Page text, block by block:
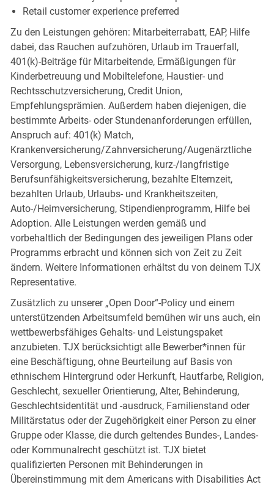
Retail customer experience preferred
Zu den Leistungen gehören: Mitarbeiterrabatt, EAP, Hilfe
dabei, das Rauchen aufzuhören, Urlaub im Trauerfall,
401(k)-Beiträge für Mitarbeitende, Ermäßigungen für
Kinderbetreuung und Mobiltelefone, Haustier- und
Rechtsschutzversicherung, Credit Union,
Empfehlungsprämien. Außerdem haben diejenigen, die
bestimmte Arbeits- oder Stundenanforderungen erfüllen,
Anspruch auf: 401(k) Match,
Krankenversicherung/Zahnversicherung/Augenärztliche
Versorgung, Lebensversicherung, kurz-/langfristige
Berufsunfähigkeitsversicherung, bezahlte Elternzeit,
bezahlten Urlaub, Urlaubs- und Krankheitszeiten,
Auto-/Heimversicherung, Stipendienprogramm, Hilfe bei
Adoption. Alle Leistungen werden gemäß und
vorbehaltlich der Bedingungen des jeweiligen Plans oder
Programms erbracht und können sich von Zeit zu Zeit
ändern. Weitere Informationen erhältst du von deinem TJX
Representative.
Zusätzlich zu unserer „Open Door“-Policy und einem
unterstützenden Arbeitsumfeld bemühen wir uns auch, ein
wettbewerbsfähiges Gehalts- und Leistungspaket
anzubieten. TJX berücksichtigt alle Bewerber*innen für
eine Beschäftigung, ohne Beurteilung auf Basis von
ethnischem Hintergrund oder Herkunft, Hautfarbe, Religion,
Geschlecht, sexueller Orientierung, Alter, Behinderung,
Geschlechtsidentität und -ausdruck, Familienstand oder
Militärstatus oder der Zugehörigkeit einer Person zu einer
Gruppe oder Klasse, die durch geltendes Bundes-, Landes-
oder Kommunalrecht geschützt ist. TJX bietet
qualifizierten Personen mit Behinderungen in
Übereinstimmung mit dem Americans with Disabilities Act